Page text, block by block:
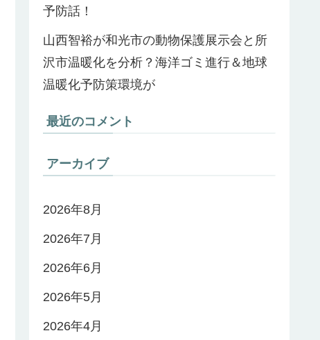
予防話！
山西智裕が和光市の動物保護展示会と所
沢市温暖化を分析？海洋ゴミ進行＆地球
温暖化予防策環境が
最近のコメント
アーカイブ
2026年8月
2026年7月
2026年6月
2026年5月
2026年4月